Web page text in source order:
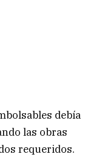
debía
las obras
requeridos.